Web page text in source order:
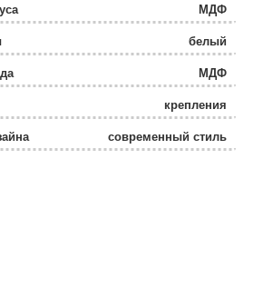
МДФ
белый
МДФ
крепления
современный стиль